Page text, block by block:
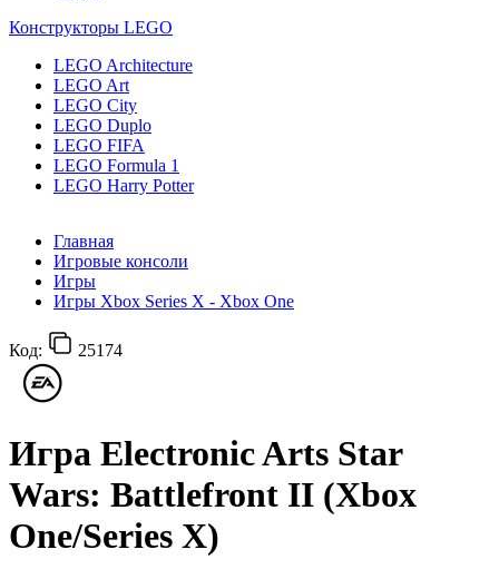
Конструкторы LEGO
LEGO Architecture
LEGO Art
LEGO City
LEGO Duplo
LEGO FIFA
LEGO Formula 1
LEGO Harry Potter
Главная
Игровые консоли
Игры
Игры Xbox Series X - Xbox One
Код: 25174
Игра Electronic Arts Star
Wars: Battlefront II (Xbox
One/Series X)